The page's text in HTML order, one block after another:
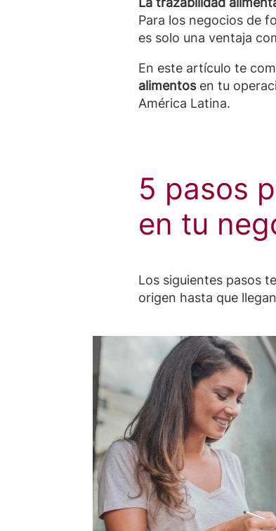
Para los negocios de
es solo una ventaja
En este artículo te
alimentosen tu
América Latina.
5 pasos
en tu
Los siguientes pasos
origen hasta que